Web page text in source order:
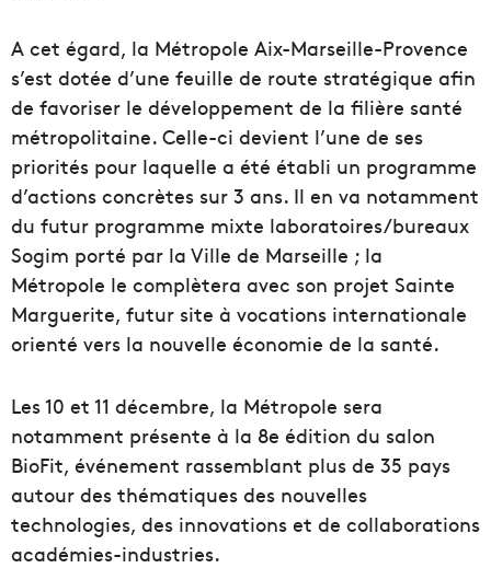
A cet égard, la Métropole Aix-Marseille-Provence
s’est dotée d’une feuille de route stratégique afin
de favoriser le développement de la filière santé
métropolitaine. Celle-ci devient l’une de ses
priorités pour laquelle a été établi un programme
d’actions concrètes sur 3 ans. Il en va notamment
du futur programme mixte laboratoires/bureaux
Sogim porté par la Ville de Marseille ; la
Métropole le complètera avec son projet Sainte
Marguerite, futur site à vocations internationale
orienté vers la nouvelle économie de la santé.
Les 10 et 11 décembre, la Métropole sera
notamment présente à la 8e édition du salon
BioFit, événement rassemblant plus de 35 pays
autour des thématiques des nouvelles
technologies, des innovations et de collaborations
académies-industries.